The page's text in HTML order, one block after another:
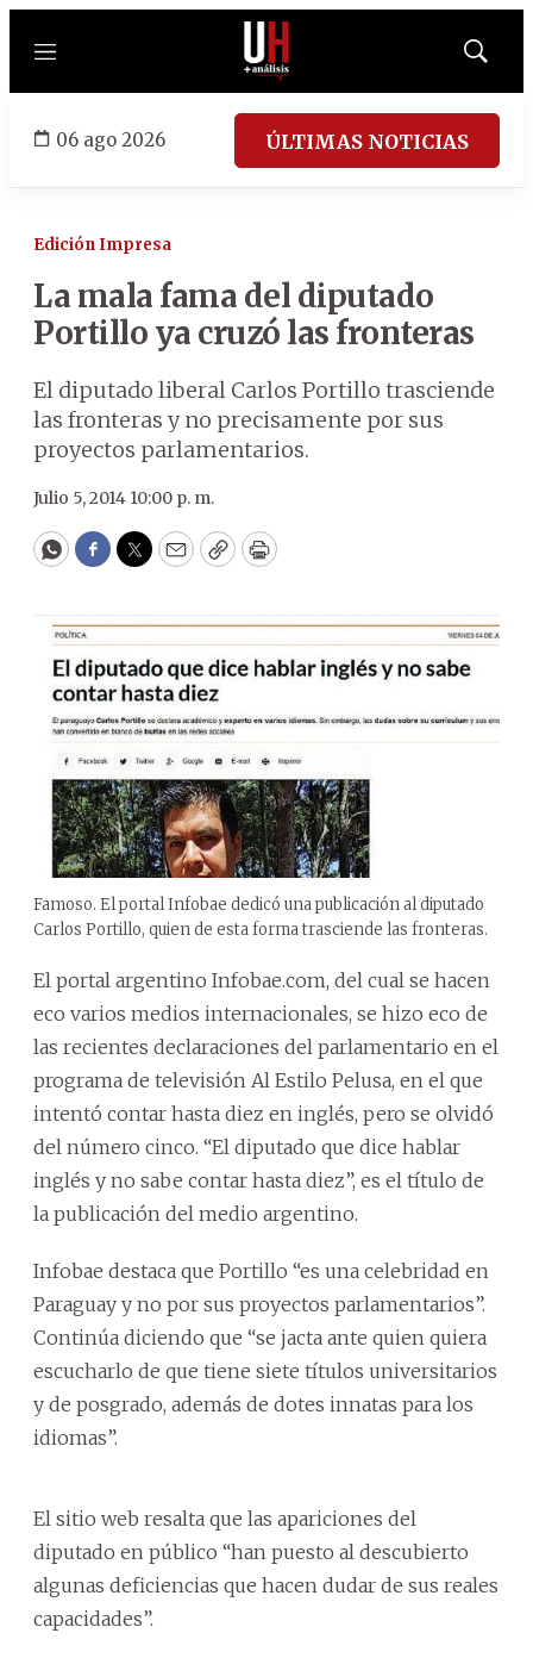
Menú
Mostrar
06 ago 2026 ÚLTIMAS NOTICIAS
Edición Impresa
La mala fama del diputado
Portillo ya cruzó las fronteras
El diputado liberal Carlos Portillo trasciende
las fronteras y no precisamente por sus
proyectos parlamentarios.
Julio 5, 2014 10:00 p. m.
WhatsApp
Facebook
Twitter
EmailCopyPrint
Famoso. El portal Infobae dedicó una publicación al diputado
Carlos Portillo, quien de esta forma trasciende las fronteras.
El portal argentino Infobae.com, del cual se hacen
eco varios medios internacionales, se hizo eco de
las recientes declaraciones del parlamentario en el
programa de televisión Al Estilo Pelusa, en el que
intentó contar hasta diez en inglés, pero se olvidó
del número cinco. “El diputado que dice hablar
inglés y no sabe contar hasta diez”, es el título de
la publicación del medio argentino.
Infobae destaca que Portillo “es una celebridad en
Paraguay y no por sus proyectos parlamentarios”.
Continúa diciendo que “se jacta ante quien quiera
escucharlo de que tiene siete títulos universitarios
y de posgrado, además de dotes innatas para los
idiomas”.
El sitio web resalta que las apariciones del
diputado en público “han puesto al descubierto
algunas deficiencias que hacen dudar de sus reales
capacidades”.